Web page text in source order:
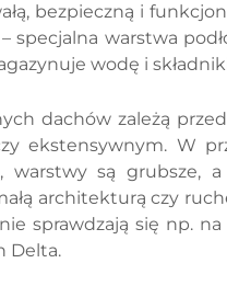
bezpieczną i
specjalna warstwa
wodę i
dachów zależą
ekstensywnym. W
warstwy są grubsze,
architekturą czy
sprawdzają się np.
Delta.